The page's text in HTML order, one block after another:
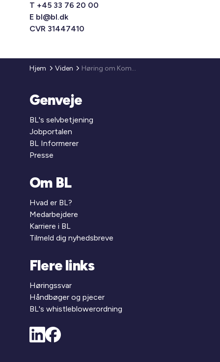
T +45 33 76 20 00
E bl@bl.dk
CVR 31447410
Hjem Viden Høring om Kommissionens forslag om en borgerenergipakke
Genveje
BL's selvbetjening
Jobportalen
BL Informerer
Presse
Om BL
Hvad er BL?
Medarbejdere
Karriere i BL
Tilmeld dig nyhedsbreve
Flere links
Høringssvar
Håndbøger og pjecer
BL's whistleblowerordning